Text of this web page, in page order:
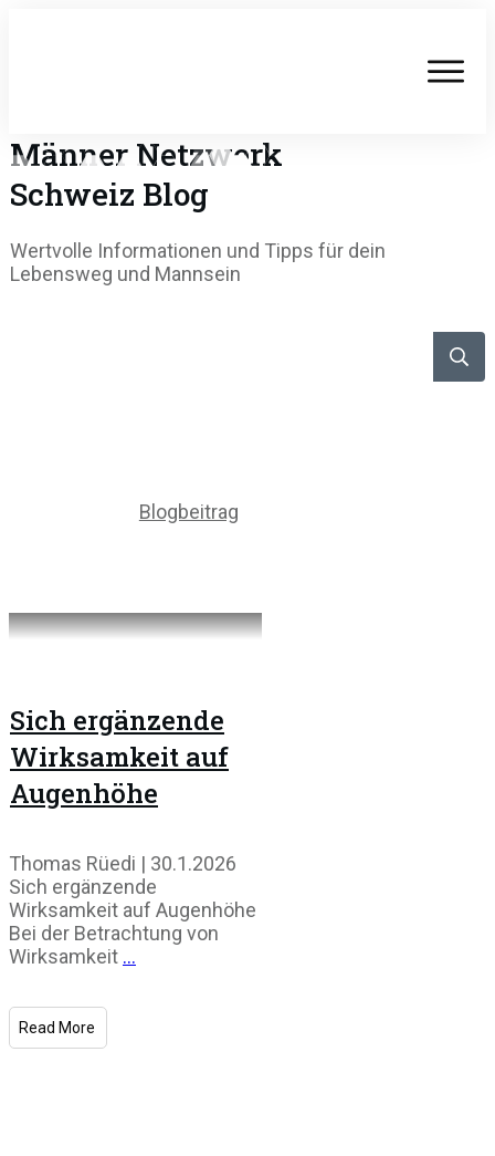
Männer Netzwerk
Schweiz Blog
Wertvolle Informationen und Tipps für dein
Lebensweg und Mannsein
Blogbeitrag
Sich ergänzende
Wirksamkeit auf
Augenhöhe
Thomas Rüedi | 30.1.2026
Sich ergänzende
Wirksamkeit auf Augenhöhe
Bei der Betrachtung von
Wirksamkeit ...
Read More